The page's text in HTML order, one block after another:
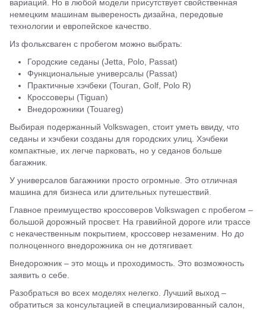
вариаций. Но в любой модели присутствует свойственная
немецким машинам вывереность дизайна, передовые
технологии и европейское качество.
Из фольксваген с пробегом можно выбрать:
Городские седаны (Jetta, Polo, Passat)
Функциональные универсалы (Passat)
Практичные хэчбеки (Touran, Golf, Polo R)
Кроссоверы (Tiguan)
Внедорожники (Touаreg)
Выбирая подержанный Volkswagen, стоит уметь ввиду, что
седаны и хэчбеки созданы для городских улиц. Хэчбеки
компактные, их легче парковать, но у седанов больше
багажник.
У универсалов багажники просто огромные. Это отличная
машина для бизнеса или длительных путешествий.
Главное преимущество кроссоверов Volkswagen с пробегом –
большой дорожный просвет. На гравийной дороге или трассе
с некачественным покрытием, кроссовер незаменим. Но до
полноценного внедорожника он не дотягивает.
Внедорожник – это мощь и проходимость. Это возможность
заявить о себе.
Разобраться во всех моделях нелегко. Лучший выход –
обратиться за консультацией в специализированный салон,